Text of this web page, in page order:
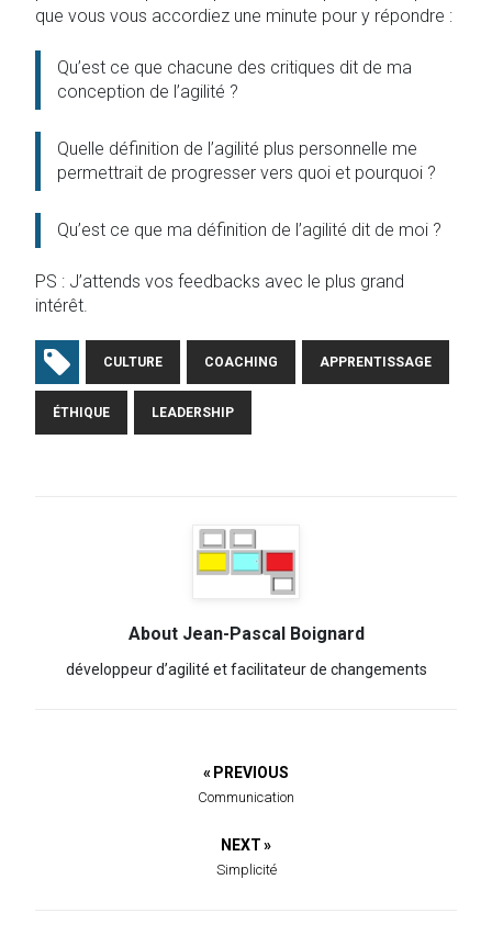
que vous vous accordiez une minute pour y répondre :
Qu’est ce que chacune des critiques dit de ma
conception de l’agilité ?
Quelle définition de l’agilité plus personnelle me
permettrait de progresser vers quoi et pourquoi ?
Qu’est ce que ma définition de l’agilité dit de moi ?
PS : J’attends vos feedbacks avec le plus grand
intérêt.
CULTURE COACHING APPRENTISSAGE
ÉTHIQUE LEADERSHIP
About Jean-Pascal Boignard
développeur d’agilité et facilitateur de changements
« PREVIOUS
Communication
NEXT »
Simplicité